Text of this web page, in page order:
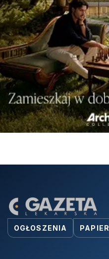
OGŁOSZENIA PAPIER